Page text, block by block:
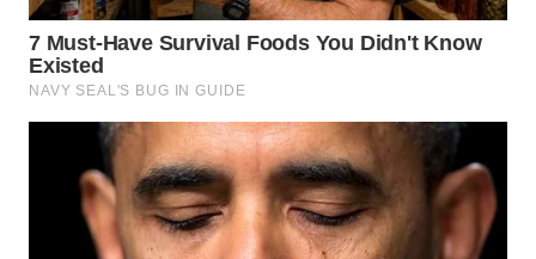
WAHANA
KONSUMEN
WAHANA
LISTRIK
WAHANA
TRAVEL